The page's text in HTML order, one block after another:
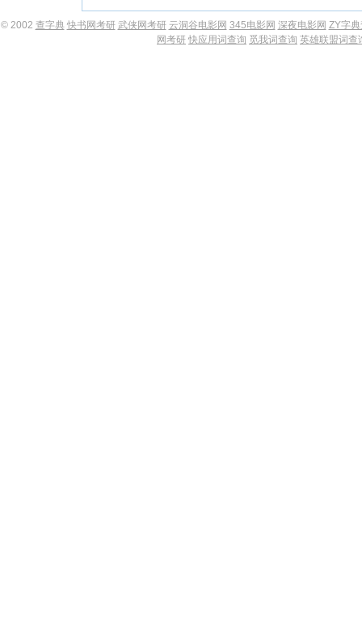
© 2002 查字典 快书网考研 武侠网考研 云洞谷电影网 345电影网 深夜电影网 ZY字
网考研 快应用词查询 觅我词查询 英雄联盟词查